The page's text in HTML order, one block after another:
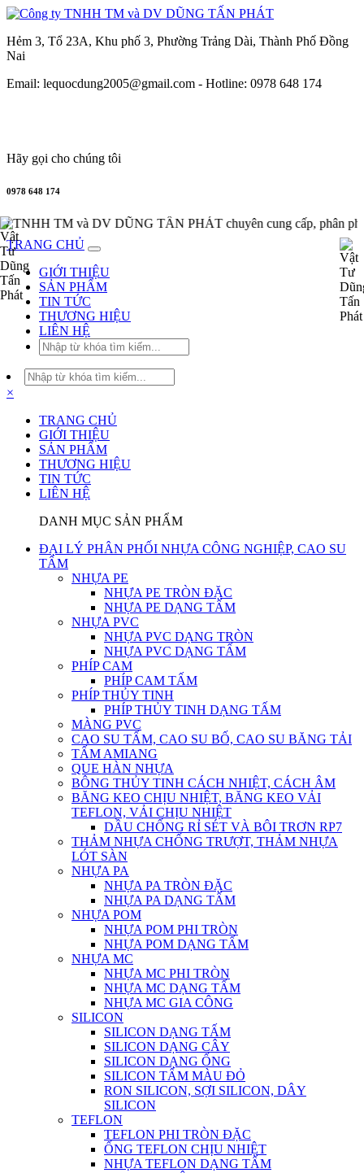
Hẻm 3, Tổ 23A, Khu phố 3, Phường Trảng Dài, Thành Phố Đồng
Nai
Email: lequocdung2005@gmail.com - Hotline: 0978 648 174
Hãy gọi cho chúng tôi
0978 648 174
TẤN PHÁT chuyên cung cấp, phân phối thiết bị công
TRANG CHỦ
GIỚI THIỆU
SẢN PHẨM
TIN TỨC
THƯƠNG HIỆU
LIÊN HỆ
×
TRANG CHỦ
GIỚI THIỆU
SẢN PHẨM
THƯƠNG HIỆU
TIN TỨC
LIÊN HỆ
DANH MỤC SẢN PHẨM
ĐẠI LÝ PHÂN PHỐI NHỰA CÔNG NGHIỆP, CAO SU
TẤM
NHỰA PE
NHỰA PE TRÒN ĐẶC
NHỰA PE DẠNG TẤM
NHỰA PVC
NHỰA PVC DẠNG TRÒN
NHỰA PVC DẠNG TẤM
PHÍP CAM
PHÍP CAM TẤM
PHÍP THỦY TINH
PHÍP THỦY TINH DẠNG TẤM
MÀNG PVC
CAO SU TẤM, CAO SU BỐ, CAO SU BĂNG TẢI
TẤM AMIANG
QUE HÀN NHỰA
BÔNG THỦY TINH CÁCH NHIỆT, CÁCH ÂM
BĂNG KEO CHỊU NHIỆT, BĂNG KEO VẢI
TEFLON, VẢI CHỊU NHIỆT
DẦU CHỐNG RỈ SÉT VÀ BÔI TRƠN RP7
THẢM NHỰA CHỐNG TRƯỢT, THẢM NHỰA
LÓT SÀN
NHỰA PA
NHỰA PA TRÒN ĐẶC
NHỰA PA DẠNG TẤM
NHỰA POM
NHỰA POM PHI TRÒN
NHỰA POM DẠNG TẤM
NHỰA MC
NHỰA MC PHI TRÒN
NHỰA MC DẠNG TẤM
NHỰA MC GIA CÔNG
SILICON
SILICON DẠNG TẤM
SILICON DẠNG CÂY
SILICON DẠNG ỐNG
SILICON TẤM MÀU ĐỎ
RON SILICON, SỢI SILICON, DÂY
SILICON
TEFLON
TEFLON PHI TRÒN ĐẶC
ỐNG TEFLON CHỊU NHIỆT
NHỰA TEFLON DẠNG TẤM